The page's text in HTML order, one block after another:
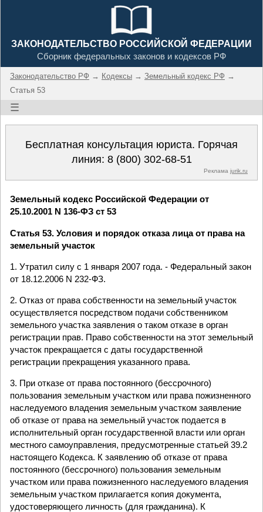
ЗАКОНОДАТЕЛЬСТВО РОССИЙСКОЙ ФЕДЕРАЦИИ
Сборник федеральных законов и кодексов РФ
Законодательство РФ → Кодексы → Земельный кодекс РФ →
Статья 53
☰
Бесплатная консультация юриста. Горячая
линия: 8 (800) 302-68-51
Реклама jurik.ru
Земельный кодекс Российской Федерации от
25.10.2001 N 136-ФЗ ст 53
Статья 53. Условия и порядок отказа лица от права на
земельный участок
1. Утратил силу с 1 января 2007 года. - Федеральный закон
от 18.12.2006 N 232-ФЗ.
2. Отказ от права собственности на земельный участок
осуществляется посредством подачи собственником
земельного участка заявления о таком отказе в орган
регистрации прав. Право собственности на этот земельный
участок прекращается с даты государственной
регистрации прекращения указанного права.
3. При отказе от права постоянного (бессрочного)
пользования земельным участком или права пожизненного
наследуемого владения земельным участком заявление
об отказе от права на земельный участок подается в
исполнительный орган государственной власти или орган
местного самоуправления, предусмотренные статьей 39.2
настоящего Кодекса. К заявлению об отказе от права
постоянного (бессрочного) пользования земельным
участком или права пожизненного наследуемого владения
земельным участком прилагается копия документа,
удостоверяющего личность (для гражданина). К